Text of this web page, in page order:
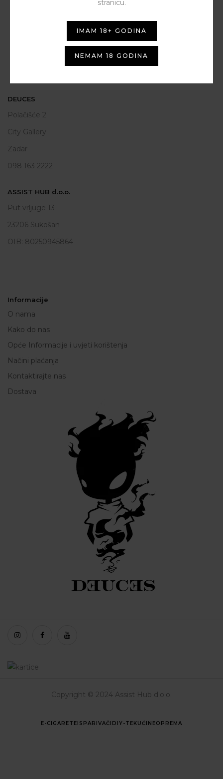
DEUCES
Polačišće 2
City Gallery
Zadar
098 163 2222
ASSIST HUB d.o.o.
Put vrljuge 13
23206 Sukošan
OIB: 80250945864
Informacije
O nama
Kako do nas
Opće Informacije i uvjeti korištenja
Načini plaćanja
Kontaktirajte nas
Dostava
Copyright © 2024 Assist Hub d.o.o.
E-CIGARETEISPARIVAČI DIY-TEKUĆINEOPREMA
stranicu.
IMAM 18+ GODINA
NEMAM 18 GODINA